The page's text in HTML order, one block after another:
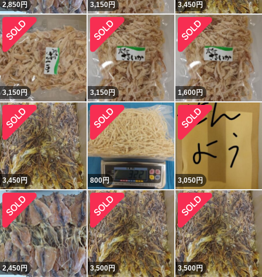
2,850円 3,150円 3,450円
3,150円 3,150円 1,600円
3,450円 800円 3,050円
2,450円 3,500円 3,500円